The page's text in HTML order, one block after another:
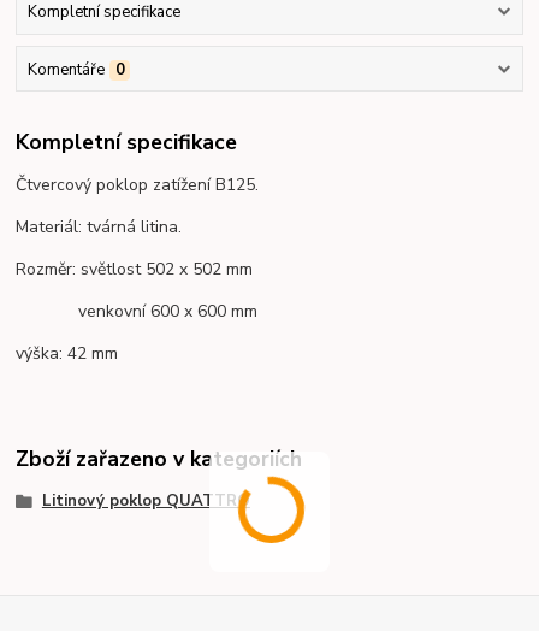
Kompletní specifikace
Komentáře 0
Kompletní specifikace
Čtvercový poklop zatížení B125.
Materiál: tvárná litina.
Rozměr: světlost 502 x 502 mm
venkovní 600 x 600 mm
výška: 42 mm
Zboží zařazeno v kategoriích
Litinový poklop QUATTRO